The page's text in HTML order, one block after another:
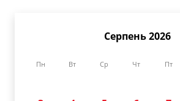
Серпень 2026
Пн Вт Ср Чт Пт